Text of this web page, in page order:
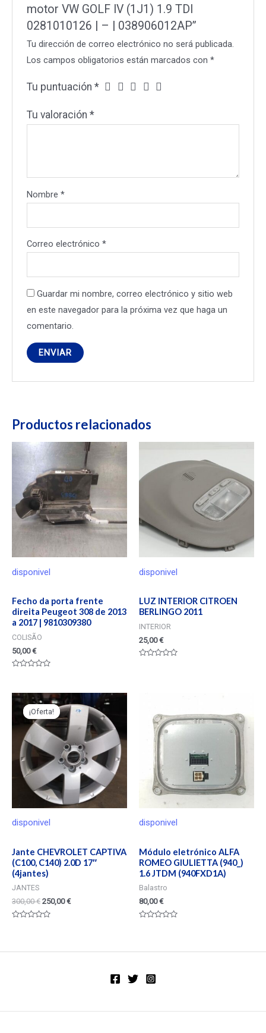
038906012AP
cantidad
motor VW GOLF IV (1J1) 1.9 TDI
0281010126 | – | 038906012AP”
Tu dirección de correo electrónico no será publicada.
Los campos obligatorios están marcados con*
Tu puntuación*
Tu valoración*
Nombre*
Correo electrónico*
Guardar mi nombre, correo electrónico y sitio web
en este navegador para la próxima vez que haga un
comentario.
Productos relacionados
disponivel
Fecho da porta frente
direita Peugeot 308 de 2013
a 2017 | 9810309380
COLISÃO
50,00€
de
disponivel
LUZ INTERIOR CITROEN
BERLINGO 2011
INTERIOR
25,00€
¡Oferta!
disponivel
¡Oferta!
Jante CHEVROLET CAPTIVA
(C100, C140) 2.0D 17″
(4jantes)
JANTES
300,00€ 250,00€
5
disponivel
Módulo eletrónico ALFA
ROMEO GIULIETTA (940_)
1.6 JTDM (940FXD1A)
Balastro
80,00€
5